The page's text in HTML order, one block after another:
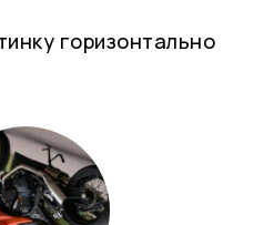
горизонтально